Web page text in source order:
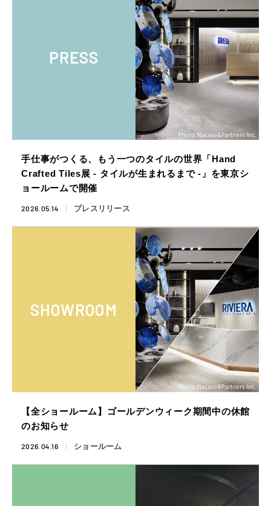
PRESS
手仕事がつくる、もう一つのタイルの世界「Hand
Crafted Tiles展 ‐ タイルが生まれるまで -」を東京シ
ョールームで開催
2026.05.14 プレスリリース
SHOWROOM
【全ショールーム】ゴールデンウィーク期間中の休館
のお知らせ
2026.04.16 ショールーム